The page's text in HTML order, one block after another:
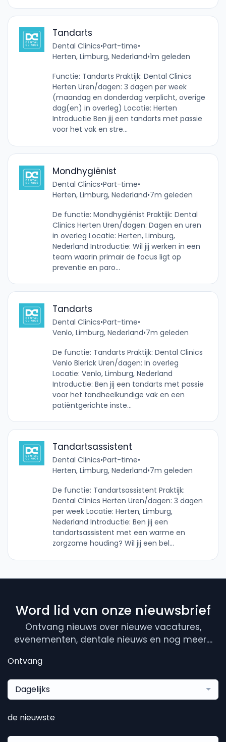
Tandarts
Dental Clinics•Part-time•
Herten, Limburg, Nederland•1m geleden
Functie: Tandarts Praktijk: Dental Clinics
Herten Uren/dagen: 3 dagen per week
(maandag en donderdag verplicht, overige
dag(en) in overleg) Locatie: Herten
Introductie Ben jij een tandarts met passie
voor het vak en stre...
Mondhygiënist
Dental Clinics•Part-time•
Herten, Limburg, Nederland•7m geleden
De functie: Mondhygiënist Praktijk: Dental
Clinics Herten Uren/dagen: Dagen en uren
in overleg Locatie: Herten, Limburg,
Nederland Introductie: Wil jij werken in een
team waarin primair de focus ligt op
preventie en paro...
Tandarts
Dental Clinics•Part-time•
Venlo, Limburg, Nederland•7m geleden
De functie: Tandarts Praktijk: Dental Clinics
Venlo Blerick Uren/dagen: In overleg
Locatie: Venlo, Limburg, Nederland
Introductie: Ben jij een tandarts met passie
voor het tandheelkundige vak en een
patiëntgerichte inste...
Tandartsassistent
Dental Clinics•Part-time•
Herten, Limburg, Nederland•7m geleden
De functie: Tandartsassistent Praktijk:
Dental Clinics Herten Uren/dagen: 3 dagen
per week Locatie: Herten, Limburg,
Nederland Introductie: Ben jij een
tandartsassistent met een warme en
zorgzame houding? Wil jij een bel...
Word lid van onze nieuwsbrief
Ontvang nieuws over nieuwe vacatures,
evenementen, dentale nieuws en nog meer....
Ontvang
Dagelijks
de nieuwste